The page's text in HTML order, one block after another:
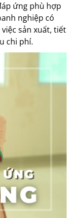
ứng phù hợp
nghiệp có
sản xuất, tiết
chi phí.